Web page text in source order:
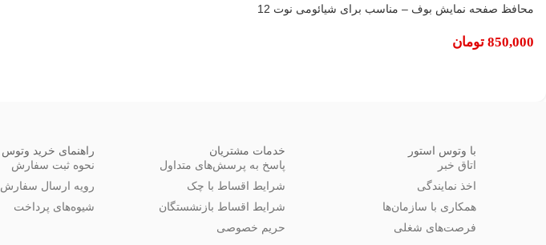
محافظ صفحه نمایش بوف – مناسب برای شیائومی نوت 12
850,000 تومان
با وتوس استور
اتاق خبر
اخذ نمایندگی
همکاری با سازمان‌ها
فرصت‌های شغلی
خدمات مشتریان
پاسخ به پرسش‌های متداول
شرایط اقساط با چک
شرایط اقساط بازنشستگان
حریم خصوصی
راهنمای خرید وتوس
نحوه ثبت سفارش
رویه ارسال سفارش
شیوه‌های پرداخت